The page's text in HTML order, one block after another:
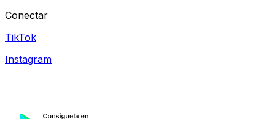
Conectar
TikTok
Instagram